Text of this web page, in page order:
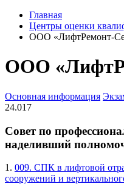
Главная
Центры оценки
ООО «ЛифтРемонт-
ООО
Основная информация
24.017
Совет по
наделивший
1. 009. СПК в лифтовой
сооружений и